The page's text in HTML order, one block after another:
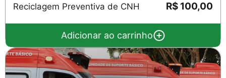
Salvar
Reciclagem Preventiva de CNH R$ 100,00
Adicionar ao carrinho